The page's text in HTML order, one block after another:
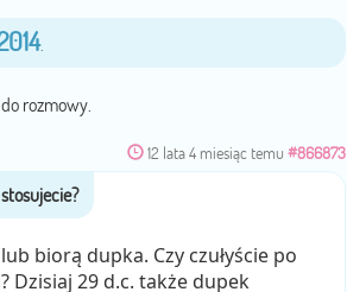
.
rozmowy.
12 lata 4 miesiąc temu #866873
biorą dupka. Czy czułyście po
Dzisiaj 29 d.c. także dupek